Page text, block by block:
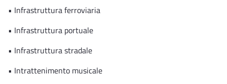
• Infrastruttura ferroviaria
• Infrastruttura portuale
• Infrastruttura stradale
• Intrattenimento musicale